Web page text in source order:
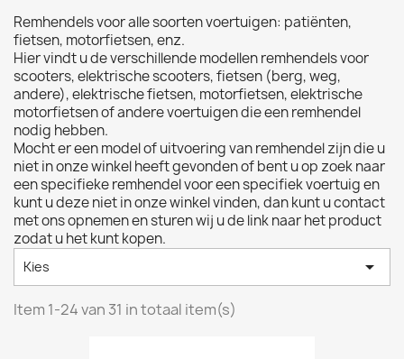
Remhendels voor alle soorten voertuigen: patiënten,
fietsen, motorfietsen, enz.
Hier vindt u de verschillende modellen remhendels voor
scooters, elektrische scooters, fietsen (berg, weg,
andere), elektrische fietsen, motorfietsen, elektrische
motorfietsen of andere voertuigen die een remhendel
nodig hebben.
Mocht er een model of uitvoering van remhendel zijn die u
niet in onze winkel heeft gevonden of bent u op zoek naar
een specifieke remhendel voor een specifiek voertuig en
kunt u deze niet in onze winkel vinden, dan kunt u contact
met ons opnemen en sturen wij u de link naar het product
zodat u het kunt kopen.
Kies 
Item 1-24 van 31 in totaal item(s)